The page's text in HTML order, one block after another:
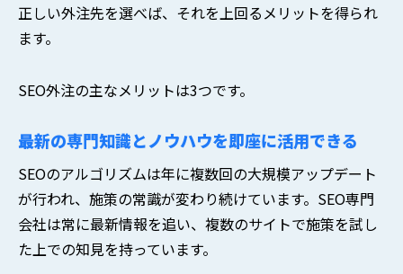
正しい外注先を選べば、それを上回るメリットを得られ
ます。
SEO外注の主なメリットは3つです。
最新の専門知識とノウハウを即座に活用できる
SEOのアルゴリズムは年に複数回の大規模アップデート
が行われ、施策の常識が変わり続けています。SEO専門
会社は常に最新情報を追い、複数のサイトで施策を試し
た上での知見を持っています。